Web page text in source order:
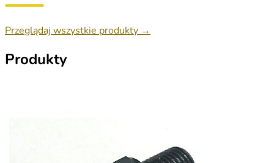
Przeglądaj wszystkie produkty →
Produkty